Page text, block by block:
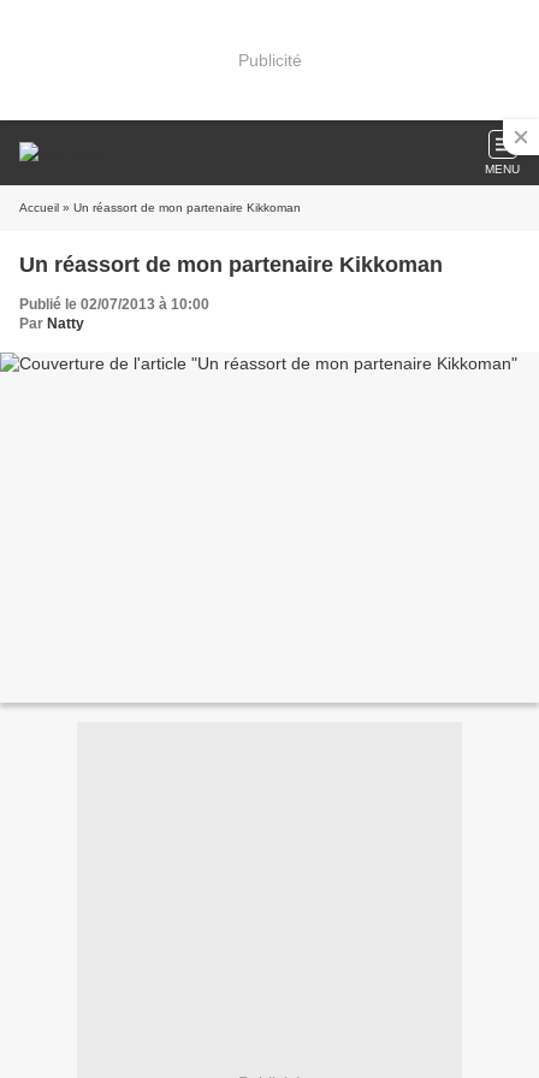
Publicité
MENU
Accueil » Un réassort de mon partenaire Kikkoman
Un réassort de mon partenaire Kikkoman
Publié le 02/07/2013 à 10:00
Par Natty